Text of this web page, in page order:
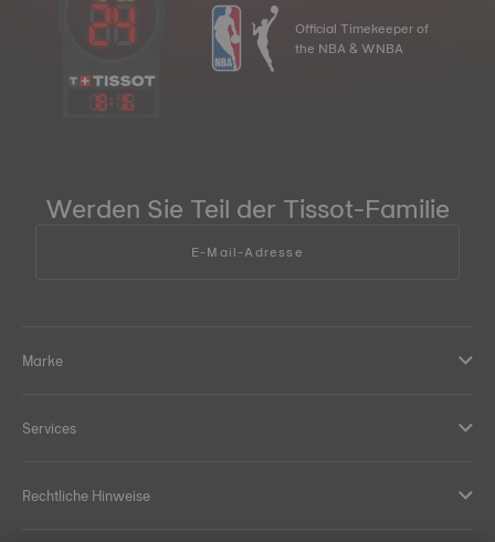
18: 16
Official Timekeeper of
the NBA & WNBA
Werden Sie Teil der Tissot-Familie
E-Mail-Adresse
Marke
Services
Rechtliche Hinweise